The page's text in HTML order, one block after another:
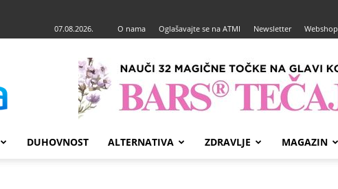
07.08.2026. O nama Oglašavajte se na ATMI Newsletter Webshop
DUHOVNOST ALTERNATIVA ZDRAVLJE MAGAZIN